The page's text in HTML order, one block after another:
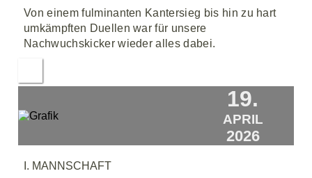
Von einem fulminanten Kantersieg bis hin zu hart
umkämpften Duellen war für unsere
Nachwuchskicker wieder alles dabei.
19.
APRIL
2026
I. MANNSCHAFT